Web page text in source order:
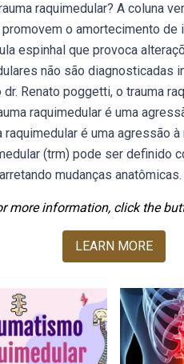
raquimedular? A coluna
o amortecimento de
espinhal que provoca
não são diagnosticadas
Renato poggetti, o trauma
raquimedular é uma
é uma agressão
(trm) pode ser definido
mudanças anatômicas.
more information, click the
LEARN MORE